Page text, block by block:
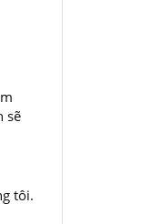
sẽ
tôi.